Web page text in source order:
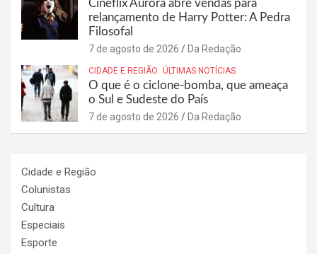
Cineflix Aurora abre vendas para
relançamento de Harry Potter: A Pedra
Filosofal
7 de agosto de 2026 Da Redação
CIDADE E REGIÃO ÚLTIMAS NOTÍCIAS
O que é o ciclone-bomba, que ameaça
o Sul e Sudeste do País
7 de agosto de 2026 Da Redação
Cidade e Região
Colunistas
Cultura
Especiais
Esporte